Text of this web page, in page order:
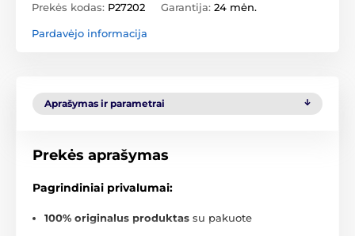
Prekės kodas: P27202 Garantija: 24 mėn.
Pardavėjo informacija
Aprašymas ir parametrai
Prekės aprašymas
Pagrindiniai privalumai:
100% originalus produktas su pakuote